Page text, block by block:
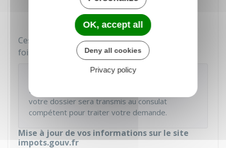
Carte d'inscription consulaire.
Ces documents peuvent être imprimés chaque
fois que vous en avez besoin.
En cas de rattachement à un nouveau consulat,
votre dossier sera transmis au consulat
compétent pour traiter votre demande.
Mise à jour de vos informations sur le site
impots.gouv.fr
OK, accept all
Deny all cookies
Privacy policy